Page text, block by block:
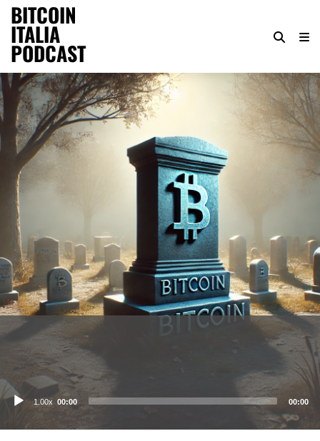
BITCOIN
ITALIA
PODCAST
Audio
1.00x 00:00 00:00